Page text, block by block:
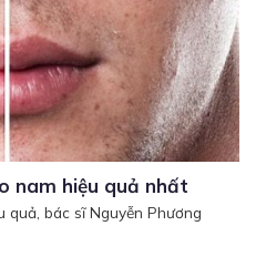
nam hiệu quả nhất
quả, bác sĩ Nguyễn Phương